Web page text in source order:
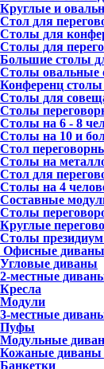
Круглые и
Стол для
Столы для
Столы для
Большие столы
Столы овальные
Конференц
Столы для
Столы
Столы на 6 - 8
Столы на 10 и
Стол
Столы на
Стол для
Столы на 4
Составные
Столы
Круглые
Столы президиум
Офисные диваны
Угловые диваны
2-местные
Кресла
Модули
3-местные
Пуфы
Модульные
Кожаные диваны
Банкетки